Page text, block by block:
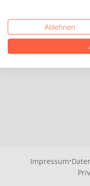
Impressum·
Ablehnen